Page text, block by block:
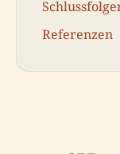
Referenzen